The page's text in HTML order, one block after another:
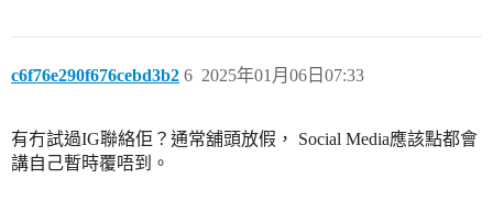
c6f76e290f676cebd3b2 2025年01月06日07:33
6
有冇試過IG聯絡佢？通常舖頭放假， Social Media應該點都會
講自己暫時覆唔到。